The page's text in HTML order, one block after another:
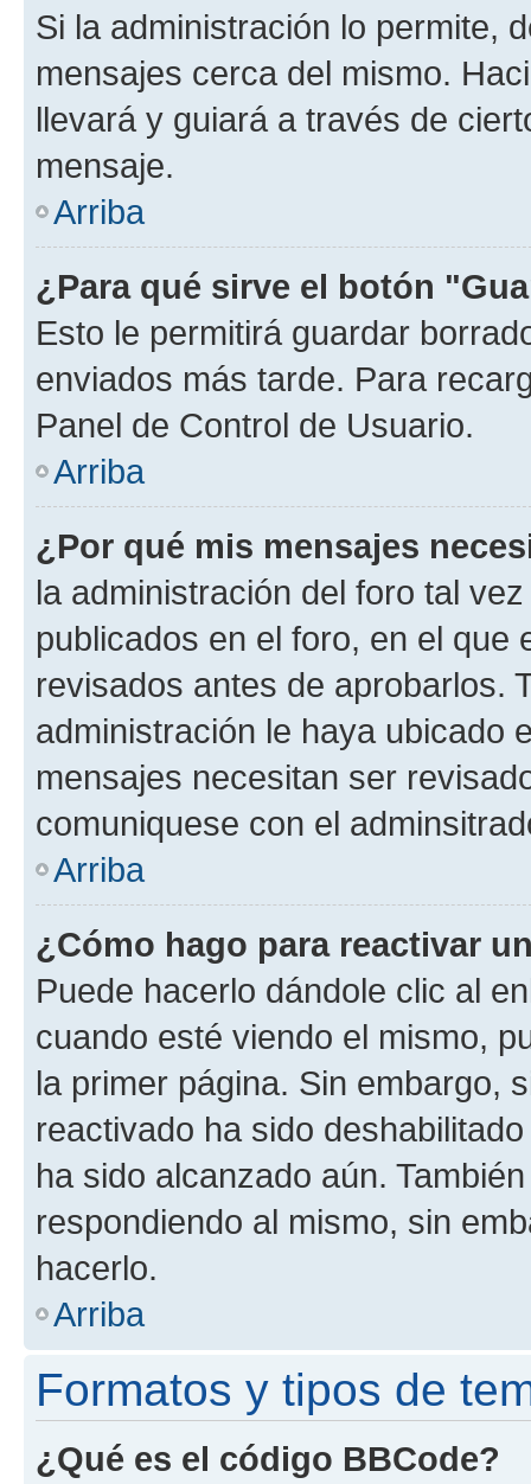
Si la administración lo permite,
mensajes cerca del mismo.
llevará y guiará a través de
mensaje.
Arriba
¿Para qué sirve el botón
Esto le permitirá guardar
enviados más tarde. Para
Panel de Control de Usuario.
Arriba
¿Por qué mis mensajes
la administración del foro tal
publicados en el foro, en el
revisados antes de aprobarlos.
administración le haya ubicado
mensajes necesitan ser
comuniquese con el
Arriba
¿Cómo hago para reactivar
Puede hacerlo dándole clic al
cuando esté viendo el mismo,
la primer página. Sin embargo,
reactivado ha sido
ha sido alcanzado aún.
respondiendo al mismo, sin
hacerlo.
Arriba
Formatos y tipos de
¿Qué es el código BBCode?